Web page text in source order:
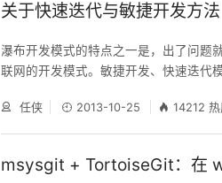
关于快速迭代与敏捷开发方法
瀑布开发模式的特点之一是，出了问题
联网的开发模式。敏捷开发、快速迭代
中是这样解释的：敏捷开发是一种以人
在敏捷开发中，软件项目的构建被切分
过测试，具备集成和可运行的特征。换
任侠 2013-10-25 14212
msysgit + TortoiseGit：在